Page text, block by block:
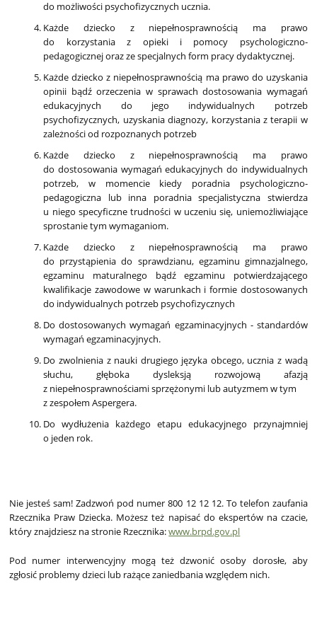
do możliwości psychofizycznych ucznia.
Każde dziecko z niepełnosprawnością ma prawo
do korzystania z opieki i pomocy psychologiczno-
pedagogicznej oraz ze specjalnych form pracy dydaktycznej.
Każde dziecko z niepełnosprawnością ma prawo do uzyskania
opinii bądź orzeczenia w sprawach dostosowania wymagań
edukacyjnych do jego indywidualnych potrzeb
psychofizycznych, uzyskania diagnozy, korzystania z terapii w
zależności od rozpoznanych potrzeb
Każde dziecko z niepełnosprawnością ma prawo
do dostosowania wymagań edukacyjnych do indywidualnych
potrzeb, w momencie kiedy poradnia psychologiczno-
pedagogiczna lub inna poradnia specjalistyczna stwierdza
u niego specyficzne trudności w uczeniu się, uniemożliwiające
sprostanie tym wymaganiom.
Każde dziecko z niepełnosprawnością ma prawo
do przystąpienia do sprawdzianu, egzaminu gimnazjalnego,
egzaminu maturalnego bądź egzaminu potwierdzającego
kwalifikacje zawodowe w warunkach i formie dostosowanych
do indywidualnych potrzeb psychofizycznych
Do dostosowanych wymagań egzaminacyjnych - standardów
wymagań egzaminacyjnych.
Do zwolnienia z nauki drugiego języka obcego, ucznia z wadą
słuchu, głęboka dysleksją rozwojową afazją
z niepełnosprawnościami sprzężonymi lub autyzmem w tym
z zespołem Aspergera.
Do wydłużenia każdego etapu edukacyjnego przynajmniej
o jeden rok.
Nie jesteś sam! Zadzwoń pod numer 800 12 12 12. To telefon zaufania
Rzecznika Praw Dziecka. Możesz też napisać do ekspertów na czacie,
który znajdziesz na stronie Rzecznika:www.brpd.gov.pl
Pod numer interwencyjny mogą też dzwonić osoby dorosłe, aby
zgłosić problemy dzieci lub rażące zaniedbania względem nich.